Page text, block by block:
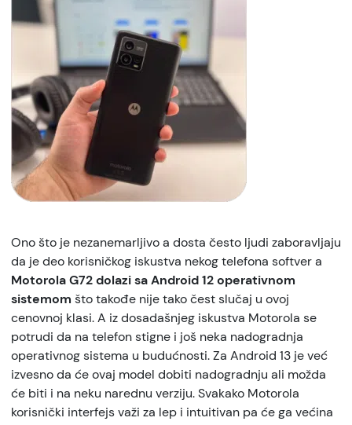
Ono što je nezanemarljivo a dosta često ljudi zaboravljaju
da je deo korisničkog iskustva nekog telefona softver a
Motorola G72 dolazi sa Android 12 operativnom
sistemom što takođe nije tako čest slučaj u ovoj
cenovnoj klasi. A iz dosadašnjeg iskustva Motorola se
potrudi da na telefon stigne i još neka nadogradnja
operativnog sistema u budućnosti. Za Android 13 je već
izvesno da će ovaj model dobiti nadogradnju ali možda
će biti i na neku narednu verziju. Svakako Motorola
korisnički interfejs važi za lep i intuitivan pa će ga većina